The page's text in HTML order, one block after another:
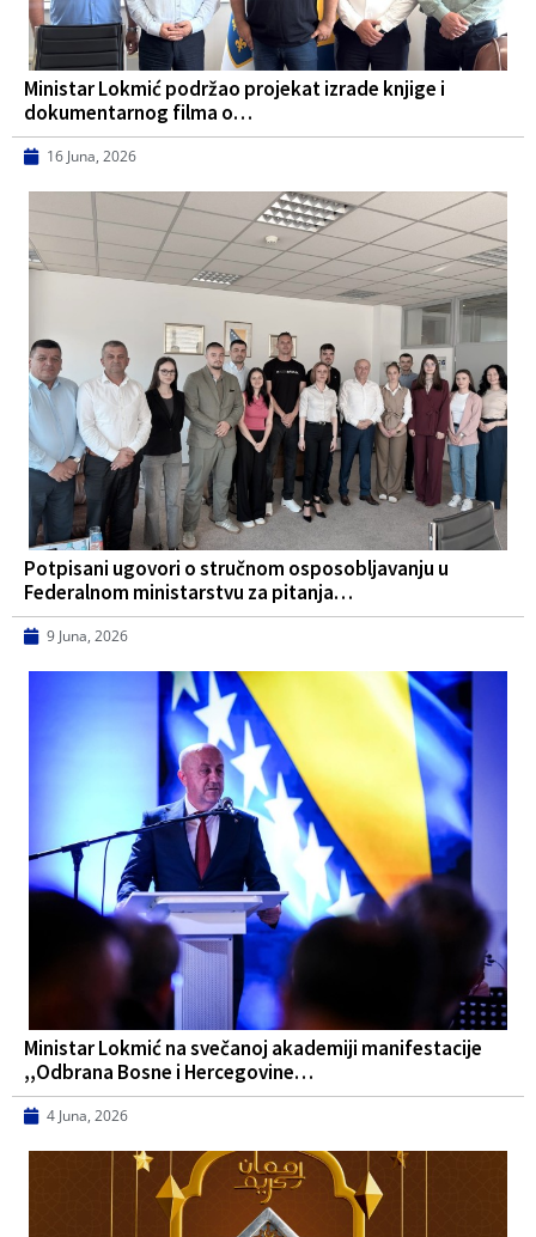
Ministar Lokmić podržao projekat izrade knjige i
dokumentarnog filma o…
16 Juna, 2026
Potpisani ugovori o stručnom osposobljavanju u
Federalnom ministarstvu za pitanja…
9 Juna, 2026
Ministar Lokmić na svečanoj akademiji manifestacije
,,Odbrana Bosne i Hercegovine…
4 Juna, 2026